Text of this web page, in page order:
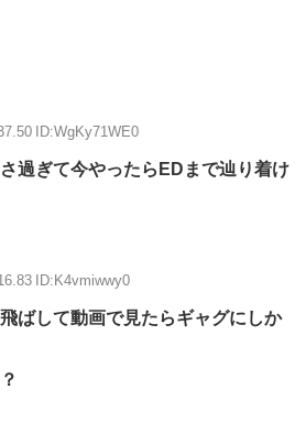
ID:WgKy71WE0
過ぎて今やったらEDまで辿り着け
ID:K4vmiwwy0
ばして動画で見たらギャグにしか